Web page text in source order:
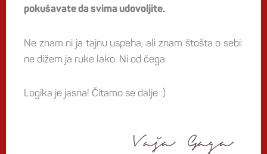
pokušavate da svima udovoljite.
Ne znam ni ja tajnu uspeha, ali znam štošta o sebi:
ne dižem ja ruke lako. Ni od čega.
Logika je jasna! Čitamo se dalje :)